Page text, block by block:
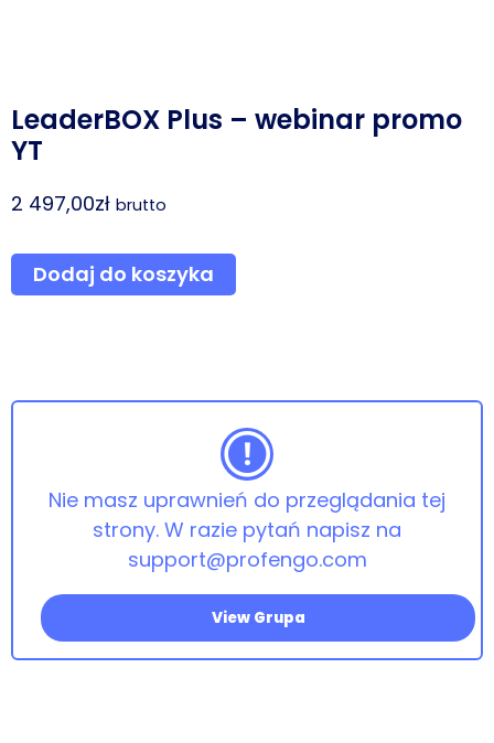
LeaderBOX Plus – webinar promo
YT
2 497,00zł brutto
ilość
LeaderBOX
Dodaj do koszyka
Nie masz uprawnień do przeglądania tej
strony. W razie pytań napisz na
support@profengo.com
View Grupa